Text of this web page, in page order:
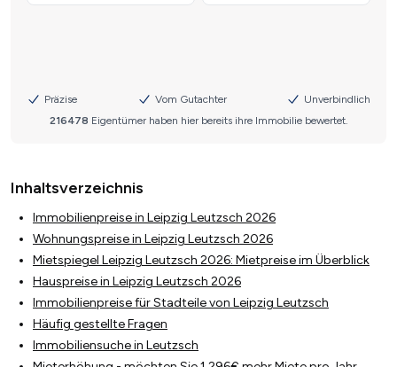
Inhaltsverzeichnis
Immobilienpreise in Leipzig Leutzsch 2026
Wohnungspreise in Leipzig Leutzsch 2026
Mietspiegel Leipzig Leutzsch 2026: Mietpreise im Überblick
Hauspreise in Leipzig Leutzsch 2026
Immobilienpreise für Stadteile von Leipzig Leutzsch
Häufig gestellte Fragen
Immobiliensuche in Leutzsch